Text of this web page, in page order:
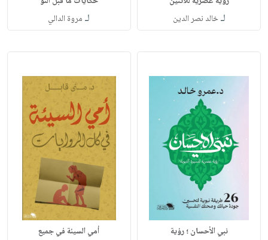
لـخالد نصر الدين لـ مروة الدالي
نبي الأحسان ؛ رؤية أمي السيئة في جميع